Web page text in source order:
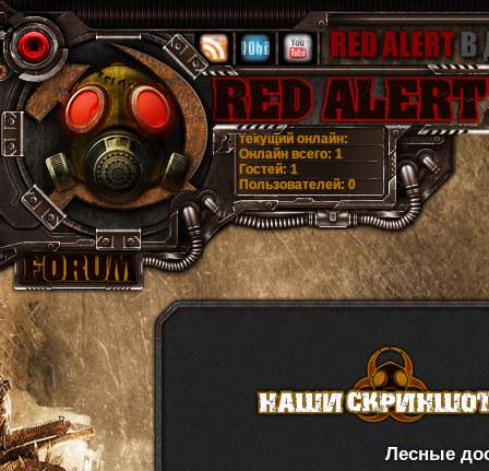
Онлайн всего: 1
Гостей: 1
Пользователей: 0
текущий онлайн:
Лесные